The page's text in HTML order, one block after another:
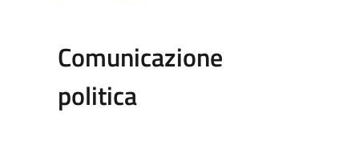
Comunicazione
politica